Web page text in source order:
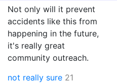
Not only will it prevent
accidents like this from
happening in the future,
it's really great
community outreach.
not really sure 21